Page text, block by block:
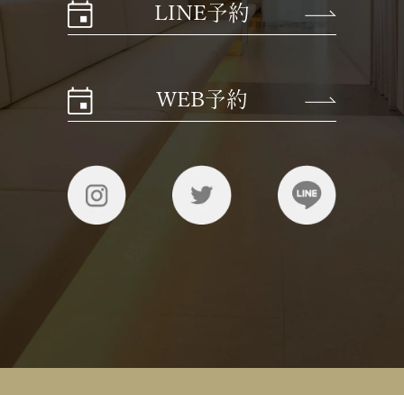
LINE予約
WEB予約